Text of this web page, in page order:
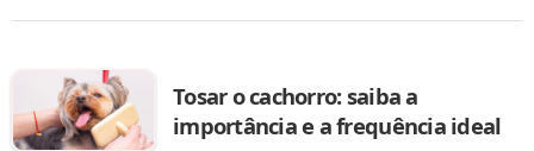
Tosar o cachorro: saiba a
importância e a frequência ideal